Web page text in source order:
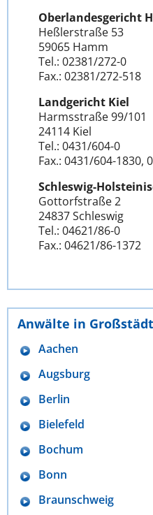
Oberlandesgericht
Heßlerstraße 53
59065 Hamm
Tel.: 02381/272-0
Fax.: 02381/272-518
Landgericht Kiel
Harmsstraße 99/101
24114 Kiel
Tel.: 0431/604-0
Fax.: 0431/604-1830,
Schleswig-
Gottorfstraße 2
24837 Schleswig
Tel.: 04621/86-0
Fax.: 04621/86-1372
Anwälte in
Aachen
Augsburg
Berlin
Bielefeld
Bochum
Bonn
Braunschweig